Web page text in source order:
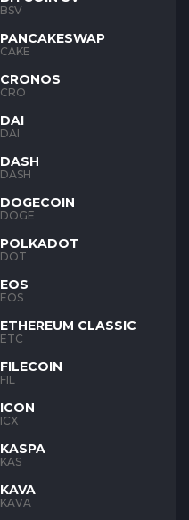
BSV
PANCAKESWAP
CAKE
CRONOS
CRO
DAI
DAI
DASH
DASH
DOGECOIN
DOGE
POLKADOT
DOT
EOS
EOS
ETHEREUM CLASSIC
ETC
FILECOIN
FIL
ICON
ICX
KASPA
KAS
KAVA
KAVA